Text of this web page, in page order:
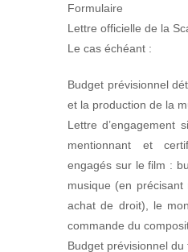
Formulaire
Lettre officielle de la
Le cas échéant :
Budget prévisionnel
et la production de la
Lettre d’engagement
mentionnant et
engagés sur le film :
musique (en
achat de droit), le
commande du
Budget prévisionnel du